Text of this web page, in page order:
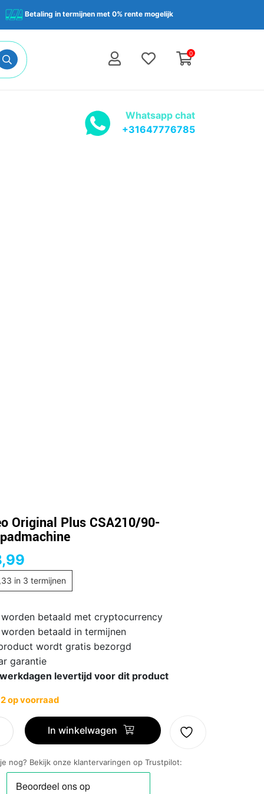
Betaling in termijnen met 0% rente mogelijk
0
Whatsapp chat
+31647776785
Original Plus CSA210/90-
in 3 termijnen
worden betaald met cryptocurrency
betaald in termijnen
wordt gratis bezorgd
garantie
levertijd voor dit product
op voorraad
90-
In winkelwagen
nog? Bekijk onze klantervaringen op Trustpilot: